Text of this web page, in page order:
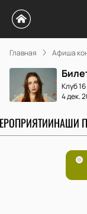
Главная Афиша
Клуб
4 дек.
НАШИ